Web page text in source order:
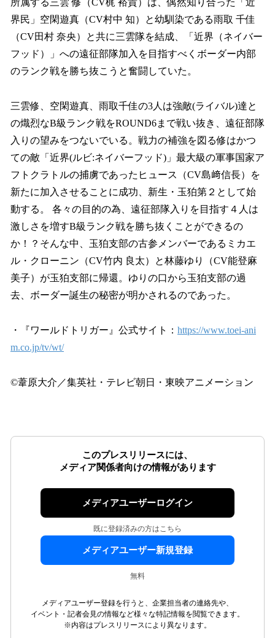
所属する三雲 修（CV梶 裕貴）は、偶然知り合った「近
界民」空閑遊真（CV村中 知）と幼馴染である雨取 千佳
（CV田村 奈央）と共に三雲隊を結成、「近界（ネイバー
フッド）」への遠征部隊加入を目指すべくボーダー内部
のランク戦を勝ち抜こうと奮闘していた。
三雲修、空閑遊真、雨取千佳の3人は強敵(ライバル)達と
の熾烈なB級ランク戦をROUND6まで戦い抜き、遠征部隊
入りの望みをつないでいる。戦力の補強を図る修はかつ
ての敵「近界(ルビ:ネイバーフッド)」最大級の軍事国家ア
フトクラトルの捕虜であったヒュース（CV島﨑信長）を
新たに加入させることに成功、新生・玉狛第２として始
動する。 各々の目的の為、遠征部隊入りを目指す４人は
激しさを増すB級ランク戦を勝ち抜くことができるの
か！？そんな中、玉狛支部の古参メンバーであるミカエ
ル・クローニン（CV竹内 良太）と林藤ゆり（CV能登麻
美子）が玉狛支部に帰還。ゆりの口から玉狛支部の過
去、ボーダー誕生の秘密が明かされるのであった。
・『ワールドトリガー』公式サイト： https://www.toei-ani
m.co.jp/tv/wt/
©葦原大介／集英社・テレビ朝日・東映アニメーション
このプレスリリースには、
メディア関係者向けの情報があります
メディアユーザーログイン
既に登録済みの方はこちら
メディアユーザー新規登録
無料
メディアユーザー登録を行うと、企業担当者の連絡先や、
イベント・記者会見の情報など様々な特記情報を閲覧できます。
※内容はプレスリリースにより異なります。